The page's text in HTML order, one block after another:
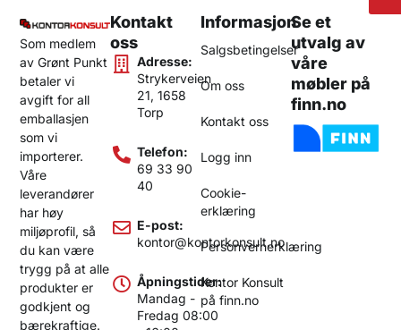
Som medlem
av Grønt Punkt
betaler vi
avgift for all
emballasjen
som vi
importerer.
Våre
leverandører
har høy
miljøprofil, så
du kan være
trygg på at alle
produkter er
godkjent og
bærekraftige.
Kontakt
oss
Adresse:
Strykerveien
21, 1658
Torp
Telefon:
69 33 90
40
E-post:
kontor@kontorkonsult.no
Åpningstider:
Mandag -
Fredag 08:00
Informasjon
Salgsbetingelser
Om oss
Kontakt oss
Logg inn
Cookie-
erklæring
Personvernerklæring
Kontor Konsult
på finn.no
Se et
utvalg av
våre
møbler på
finn.no